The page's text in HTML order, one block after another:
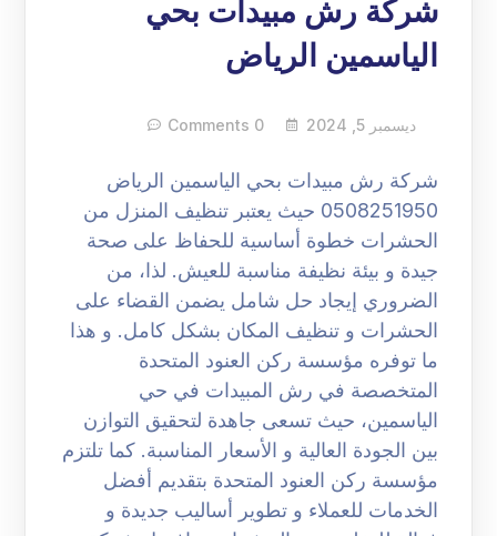
شركة رش مبيدات بحي
الياسمين الرياض
ديسمبر 5, 2024 0 Comments
شركة رش مبيدات بحي الياسمين الرياض
0508251950 حيث يعتبر تنظيف المنزل من
الحشرات خطوة أساسية للحفاظ على صحة
جيدة و بيئة نظيفة مناسبة للعيش. لذا، من
الضروري إيجاد حل شامل يضمن القضاء على
الحشرات و تنظيف المكان بشكل كامل. و هذا
ما توفره مؤسسة ركن العنود المتحدة
المتخصصة في رش المبيدات في حي
الياسمين، حيث تسعى جاهدة لتحقيق التوازن
بين الجودة العالية و الأسعار المناسبة. كما تلتزم
مؤسسة ركن العنود المتحدة بتقديم أفضل
الخدمات للعملاء و تطوير أساليب جديدة و